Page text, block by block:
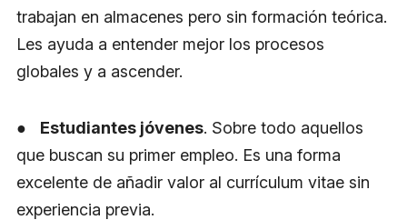
trabajan en almacenes pero sin formación teórica.
Les ayuda a entender mejor los procesos
globales y a ascender.
● Estudiantes jóvenes. Sobre todo aquellos
que buscan su primer empleo. Es una forma
excelente de añadir valor al currículum vitae sin
experiencia previa.